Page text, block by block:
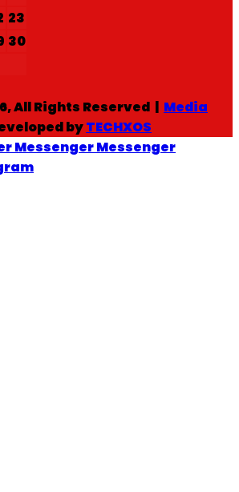
23
30
All Rights Reserved | Media
byTECHXOS
MessengerMessenger